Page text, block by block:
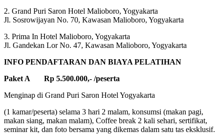
2. Grand Puri Saron Hotel Malioboro, Yogyakarta
Jl. Sosrowijayan No. 70, Kawasan Malioboro, Yogyakarta
3. Prima In Hotel Malioboro, Yogyakarta
Jl. Gandekan Lor No. 47, Kawasan Malioboro, Yogyakarta
INFO PENDAFTARAN DAN BIAYA PELATIHAN
Paket A Rp 5.500.000,- /peserta
Menginap di Grand Puri Saron Hotel Yogyakarta
(1 kamar/peserta) selama 3 hari 2 malam, konsumsi (makan pagi,
makan siang, makan malam), Coffee break 2 kali sehari, sertifikat,
seminar kit, dan foto bersama yang dikemas dalam satu tas eksklusif.